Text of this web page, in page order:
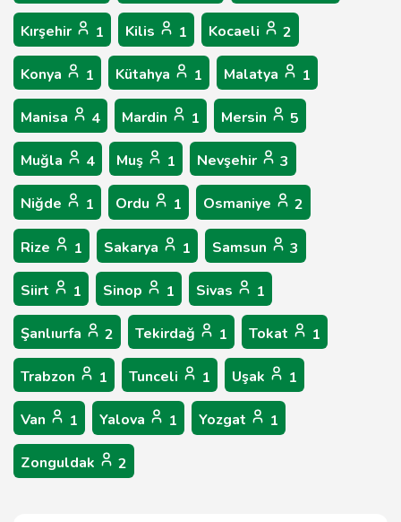
Kırşehir 1 Kilis 1 Kocaeli 2
Konya 1 Kütahya 1 Malatya 1
Manisa 4 Mardin 1 Mersin 5
Muğla 4 Muş 1 Nevşehir 3
Niğde 1 Ordu 1 Osmaniye 2
Rize 1 Sakarya 1 Samsun 3
Siirt 1 Sinop 1 Sivas 1
Şanlıurfa 2 Tekirdağ 1 Tokat 1
Trabzon 1 Tunceli 1 Uşak 1
Van 1 Yalova 1 Yozgat 1
Zonguldak 2